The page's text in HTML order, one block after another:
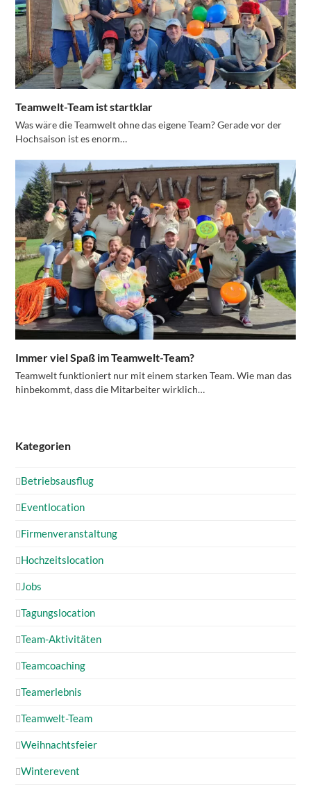
Teamwelt-Team ist startklar
Was wäre die Teamwelt ohne das eigene Team? Gerade vor der
Hochsaison ist es enorm…
Immer viel Spaß im Teamwelt-Team?
Teamwelt funktioniert nur mit einem starken Team. Wie man das
hinbekommt, dass die Mitarbeiter wirklich…
Kategorien
Betriebsausflug
Eventlocation
Firmenveranstaltung
Hochzeitslocation
Jobs
Tagungslocation
Team-Aktivitäten
Teamcoaching
Teamerlebnis
Teamwelt-Team
Weihnachtsfeier
Winterevent